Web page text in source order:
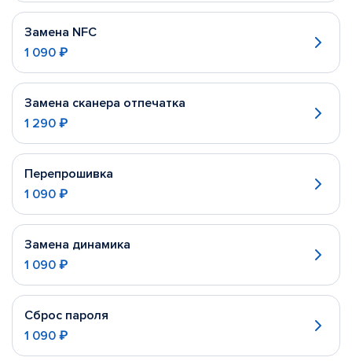
Замена NFC
1 090 ₽
Замена сканера отпечатка
1 290 ₽
Перепрошивка
1 090 ₽
Замена динамика
1 090 ₽
Сброс пароля
1 090 ₽